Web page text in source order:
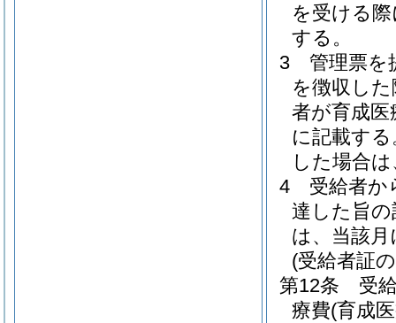
を受ける
する。
3
管理票を
を徴収し
者が育成
に記載する
した場合
4
受給者か
達した旨
は、当該
(受給者証
第12条
受
療費(育成